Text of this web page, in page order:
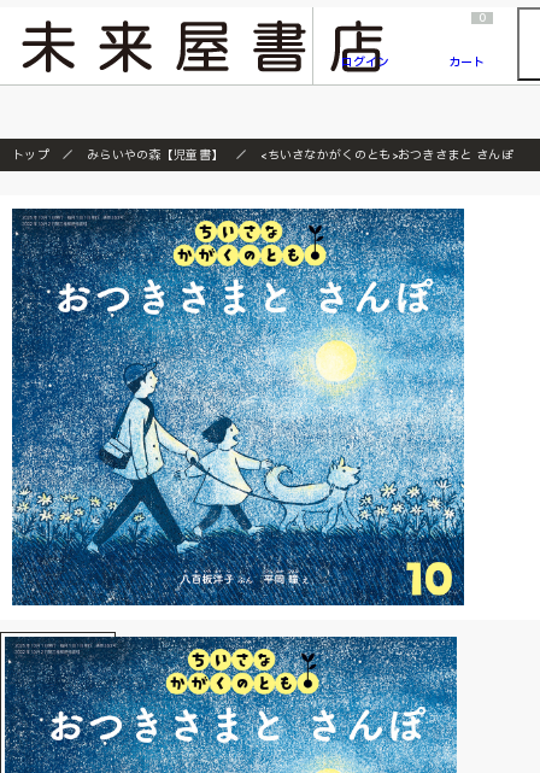
『ONE PIECE magazine 021 ONE PIECEカード付き同梱版』発売延期のご案内
ログイン
0
カート
トップ みらいやの森【児童書】 <ちいさなかがくのとも>おつきさまと さんぽ